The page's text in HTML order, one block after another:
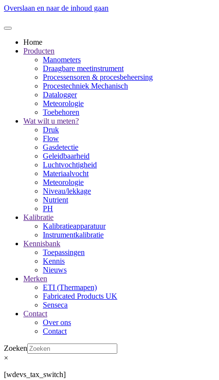
Overslaan en naar de inhoud gaan
Home
Producten
Manometers
Draagbare meetinstrument
Processensoren & procesbeheersing
Procestechniek Mechanisch
Datalogger
Meteorologie
Toebehoren
Wat wilt u meten?
Druk
Flow
Gasdetectie
Geleidbaarheid
Luchtvochtigheid
Materiaalvocht
Meteorologie
Niveau/lekkage
Nutrient
PH
Kalibratie
Kalibratieapparatuur
Instrumentkalibratie
Kennisbank
Toepassingen
Kennis
Nieuws
Merken
ETI (Thermapen)
Fabricated Products UK
Senseca
Contact
Over ons
Contact
Zoeken
×
[wdevs_tax_switch]